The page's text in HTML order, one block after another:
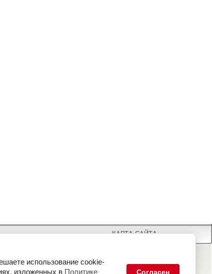
КАРТА САЙТА
использование cookie-
изложенных в Политике Согласен